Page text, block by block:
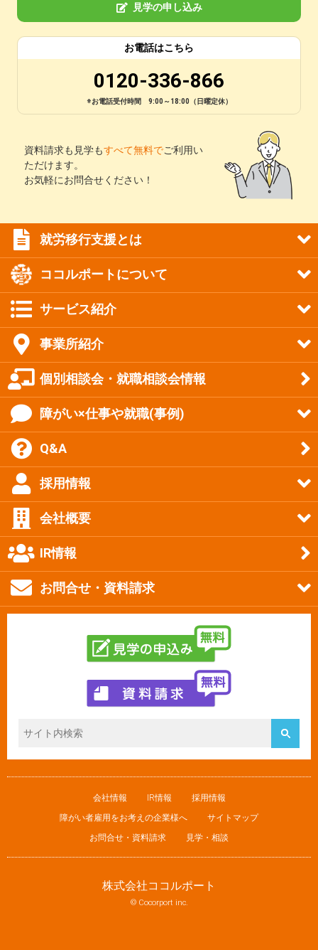
見学の申し込み
お電話はこちら
0120-336-866
※お電話受付時間 9:00～18:00（日曜定休）
資料請求も見学もすべて無料でご利用い
ただけます。
お気軽にお問合せください！
就労移行支援とは
ココルポートについて
サービス紹介
事業所紹介
個別相談会・就職相談会情報
障がい×仕事や就職(事例)
Q&A
採用情報
会社概要
IR情報
お問合せ・資料請求
会社情報 IR情報
採用情報
障がい者雇用をお考えの企業様へ
サイトマップ
お問合せ・資料請求
見学・相談
株式会社ココルポート
© Cocorport inc.